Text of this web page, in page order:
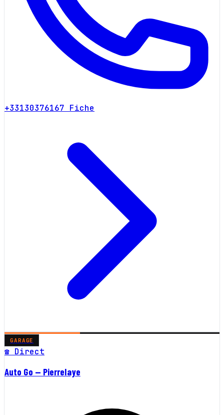
+33130376167 Fiche
GARAGE
☎ Direct
Auto Go — Pierrelaye